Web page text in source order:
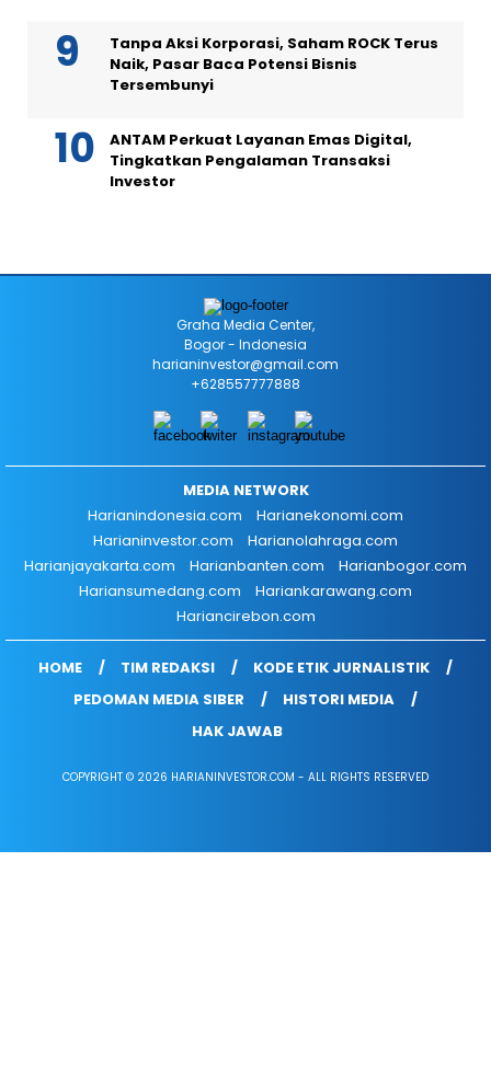
Tanpa Aksi Korporasi, Saham ROCK Terus
Naik, Pasar Baca Potensi Bisnis
Tersembunyi
ANTAM Perkuat Layanan Emas Digital,
Tingkatkan Pengalaman Transaksi
Investor
Graha Media Center,
Bogor - Indonesia
harianinvestor@gmail.com
+628557777888
MEDIA NETWORK
Harianindonesia.com
Harianekonomi.com
Harianinvestor.com
Harianolahraga.com
Harianjayakarta.com
Harianbanten.com
Harianbogor.com
Hariansumedang.com
Hariankarawang.com
Hariancirebon.com
HOME TIM REDAKSI
KODE ETIK JURNALISTIK
PEDOMAN MEDIA SIBER
HISTORI MEDIA
HAK JAWAB
COPYRIGHT © 2026 HARIANINVESTOR.COM - ALL RIGHTS RESERVED